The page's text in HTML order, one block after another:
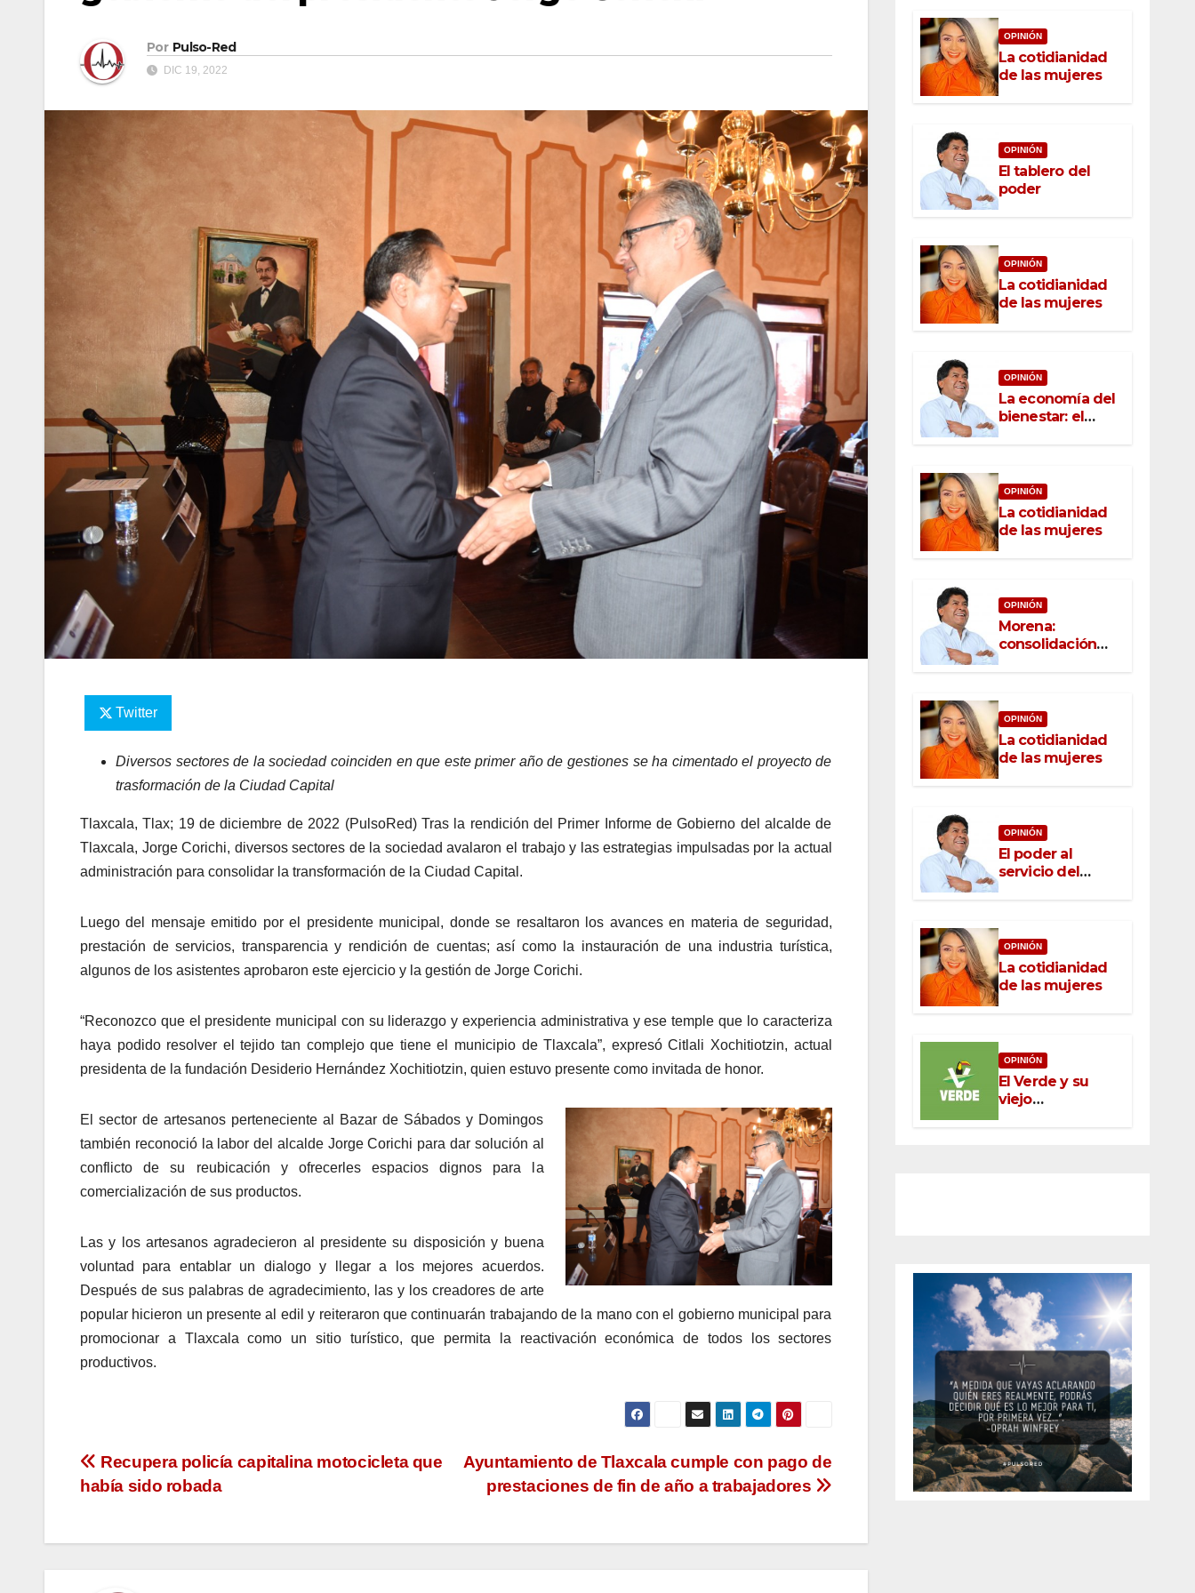
Por Pulso-Red
DIC 19, 2022
Twitter
Diversos sectores de la sociedad coinciden en que este primer año de gestiones se ha cimentado el proyecto de
trasformación de la Ciudad Capital
Tlaxcala, Tlax; 19 de diciembre de 2022 (PulsoRed) Tras la rendición del Primer Informe de Gobierno del alcalde de
Tlaxcala, Jorge Corichi, diversos sectores de la sociedad avalaron el trabajo y las estrategias impulsadas por la actual
administración para consolidar la transformación de la Ciudad Capital.
Luego del mensaje emitido por el presidente municipal, donde se resaltaron los avances en materia de seguridad,
prestación de servicios, transparencia y rendición de cuentas; así como la instauración de una industria turística,
algunos de los asistentes aprobaron este ejercicio y la gestión de Jorge Corichi.
“Reconozco que el presidente municipal con su liderazgo y experiencia administrativa y ese temple que lo caracteriza
haya podido resolver el tejido tan complejo que tiene el municipio de Tlaxcala”, expresó Citlali Xochitiotzin, actual
presidenta de la fundación Desiderio Hernández Xochitiotzin, quien estuvo presente como invitada de honor.
El sector de artesanos perteneciente al Bazar de Sábados y Domingos
también reconoció la labor del alcalde Jorge Corichi para dar solución al
conflicto de su reubicación y ofrecerles espacios dignos para la
comercialización de sus productos.
Las y los artesanos agradecieron al presidente su disposición y buena
voluntad para entablar un dialogo y llegar a los mejores acuerdos.
Después de sus palabras de agradecimiento, las y los creadores de arte
popular hicieron un presente al edil y reiteraron que continuarán trabajando de la mano con el gobierno municipal para
promocionar a Tlaxcala como un sitio turístico, que permita la reactivación económica de todos los sectores
productivos.
Navegación
entradas
Ayuntamiento de Tlaxcala cumple con pago de
prestaciones de fin de año a trabajadores
Recupera policía capitalina motocicleta que
había sido robada
OPINIÓN
La cotidianidad
de las mujeres
OPINIÓN
El tablero del
poder
OPINIÓN
La cotidianidad
de las mujeres
OPINIÓN
La economía del
bienestar: el
nuevo rostro del
OPINIÓN
La cotidianidad
de las mujeres
OPINIÓN
Morena:
consolidación
con raíz, rumbo
OPINIÓN
La cotidianidad
de las mujeres
OPINIÓN
El poder al
servicio del
pueblo: la nueva
México
OPINIÓN
La cotidianidad
de las mujeres
OPINIÓN
El Verde y su
viejo
oportunismo